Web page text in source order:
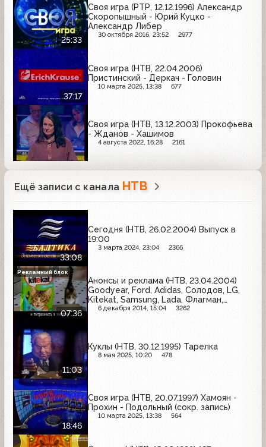
25:33
Своя игра (РТР, 12.12.1996) Александр
Скоропышный - Юрий Куцко -
Александр Либер
30 октября 2016, 23:52 2977
37:17
Своя игра (НТВ, 22.04.2006)
Пристинский - Деркач - Головин
10 марта 2025, 13:38 677
Своя игра (НТВ, 13.12.2003) Прокофьева
- Жданов - Хашимов
4 августа 2022, 16:28 2161
Ещё записи с канала НТВ
33:08
Сегодня (НТВ, 26.02.2004) Выпуск в
19:00
3 марта 2024, 23:04 2366
07:36
Анонсы и реклама (НТВ, 23.04.2004)
Goodyear, Ford, Adidas, Солодов, LG,
Kitekat, Samsung, Lada, Флагман,
Comet
6 декабря 2014, 15:04 3262
Рекламный блок
11:03
Куклы (НТВ, 30.12.1995) Тарелка
8 мая 2025, 10:20 478
18:46
Своя игра (НТВ, 20.07.1997) Хамоян -
Прохин - Подольный (сокр. запись)
10 марта 2025, 13:38 564